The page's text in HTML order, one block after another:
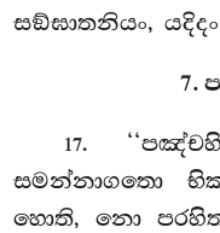
සඞ්ඝාතනියං,
7.
17.
සමන්නාගතො
හොති, නො